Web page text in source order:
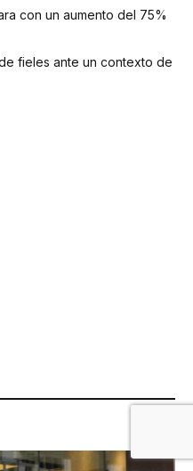
con un aumento del 75%
fieles ante un contexto de